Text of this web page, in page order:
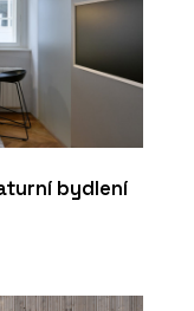
bydlení